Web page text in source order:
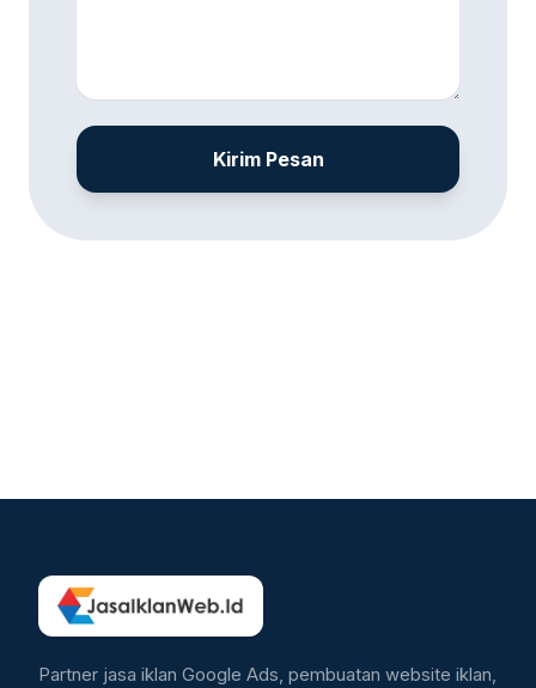
Kirim Pesan
Partner jasa iklan Google Ads, pembuatan website iklan,